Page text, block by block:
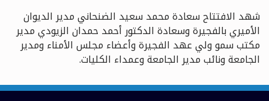
شهد الافتتاح سعادة محمد سعيد الضنحاني مدير الديوان
الأميري بالفجيرة وسعادة الدكتور أحمد حمدان الزيودي مدير
مكتب سمو ولي عهد الفجيرة وأعضاء مجلس الأمناء ومدير
الجامعة ونائب مدير الجامعة وعمداء الكليات.